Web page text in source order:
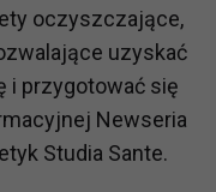
oczyszczające,
uzyskać
i przygotować się
Newseria
Studia Sante.